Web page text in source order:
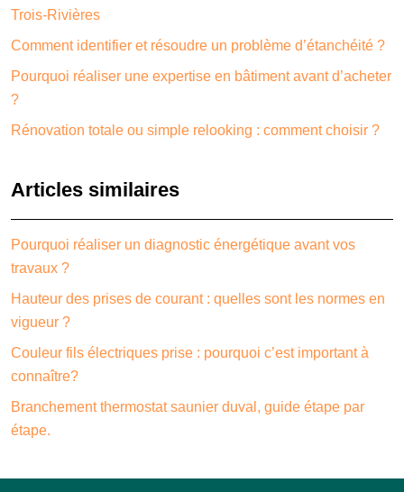
Trois-Rivières
Comment identifier et résoudre un problème d’étanchéité ?
Pourquoi réaliser une expertise en bâtiment avant d’acheter
?
Rénovation totale ou simple relooking : comment choisir ?
Articles similaires
Pourquoi réaliser un diagnostic énergétique avant vos
travaux ?
Hauteur des prises de courant : quelles sont les normes en
vigueur ?
Couleur fils électriques prise : pourquoi c’est important à
connaître?
Branchement thermostat saunier duval, guide étape par
étape.